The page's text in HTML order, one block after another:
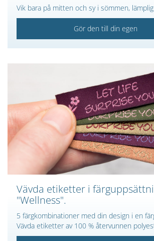
Vik bara på mitten och sy i sömmen,
Gör den till din egen
Vävda etiketter i
"Wellness".
5 färgkombinationer med din design i en
Vävda etiketter av 100 % återvunnen